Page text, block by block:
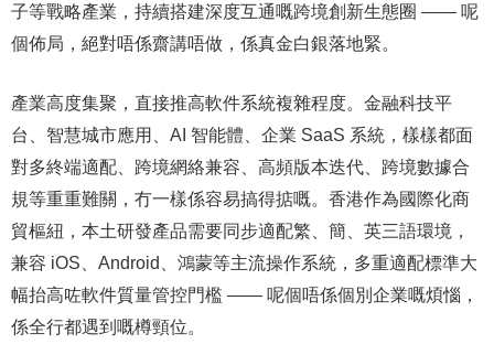
子等戰略產業，持續搭建深度互通嘅跨境創新生態圈 —— 呢
個佈局，絕對唔係齋講唔做，係真金白銀落地緊。
產業高度集聚，直接推高軟件系統複雜程度。金融科技平
台、智慧城市應用、AI 智能體、企業 SaaS 系統，樣樣都面
對多終端適配、跨境網絡兼容、高頻版本迭代、跨境數據合
規等重重難關，冇一樣係容易搞得掂嘅。香港作為國際化商
貿樞紐，本土研發產品需要同步適配繁、簡、英三語環境，
兼容 iOS、Android、鴻蒙等主流操作系統，多重適配標準大
幅抬高咗軟件質量管控門檻 —— 呢個唔係個別企業嘅煩惱，
係全行都遇到嘅樽頸位。